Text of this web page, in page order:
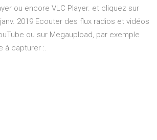
ou encore VLC Player. et cliquez sur
2019 Ecouter des flux radios et vidéos
ou sur Megaupload, par exemple
à capturer :.